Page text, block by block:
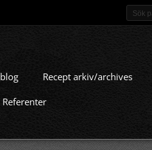
Recept arkiv/archives
Referenter